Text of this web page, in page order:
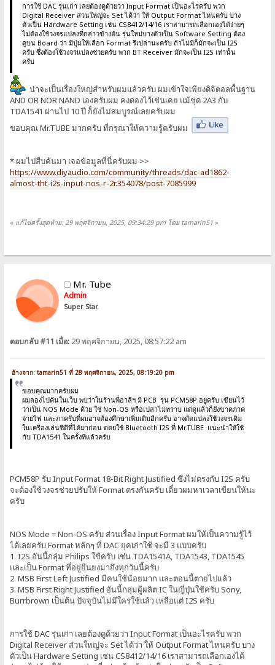
การใช้ DAC รุ่นเก่า เลยต้องดูด้วยว่า Input Format เป็นอะไรครับ พวก
Digital Receiver ส่วนใหญ่จะ Set ได้ว่า ให้ Output Format ไหนครับ บาง
ตัวเป็น Hardware Setting เช่น CS8412/14/16 เราสามารถเลือกเองได้ง่ายๆ
ไม่ต้องใช้วงจรแปลงที่กล่าวข้างต้น รุ่นใหม่บางตัวเป็น Software Setting ต้อง
ดูบน Board ว่า มีปุ่มให้เลือก Format รึเปล่านะครับ ถ้าไม่มีก็มักจะเป็น I2S
ครับ ซึ่งต้องใช้วงจรแปลงช่วยครับ พวก BT Receiver มักจะเป็น I2S เท่านั้น
ครับ
น่าจะเป็นเรื่องใหญ่สำหรับผมแล้วครับ ผมเข้าใจเพียงดิจิตอลพื้นฐาน
AND OR NOR NAND เองครับผม คงดองไว้เช่นเคย แม้ชุด 2A3 กับ
TDA1541 ผ่านไป 10 ปี ก็ยังไม่สมบูรณ์เลยครับผม
ขอบคุณ Mr.TUBE มากครับ ที่กรุณาให้ความรู้ครับผม
* ผมไปสืบค้นมา เจอข้อมูลที่นี่ครับผม >>
https://www.diyaudio.com/community/threads/dac-ad1862-
almost-tht-i2s-input-nos-r-2r.354078/post-7085999
« แก้ไขครั้งสุดท้าย: 29 พฤศจิกายน, 2025, 09:34:29 pm โดย tamarin51 »
Mr. Tube
Admin
Super Star.
ตอบกลับ #11 เมื่อ: 29 พฤศจิกายน, 2025, 08:57:22 am
อ้างจาก: tamarin51 ที่ 28 พฤศจิกายน, 2025, 08:19:20 pm
ขอบคุณมากครับผม
ผมลองไปค้นในเว็บ พบว่าในร้านพี่อาลีฯ มี PCB รุ่น PCM58P อยู่ครับ เขียนไว้
ว่าเป็น NOS Mode ด้วย ใช่ Non-OS หรือเปล่าไม่ทราบ แต่ดูแล้วก็ยังขาดภาค
จ่ายไฟ และภาครับที่ผมอาจต้องศึกษาเพิ่มเติมอีกครับ อาจดัดแปลงใช้วงจรเดิม
ในเครื่องเล่นซีดีที่ได้มาก่อน ดดยใช้ Bluetooth I2S ที่ Mr.TUBE แนะนำให้ใช้
กับ TDA1541 ในครั้งที่แล้วครับ
PCM58P รับ Input Format 18-Bit Right Justified ซึ่งไม่ตรงกับ I2S ครับ
จะต้องใช้วงจรช่วยปรับให้ Format ตรงกันครับ เดี๋ยวผมหาเวลาเขียนให้นะ
ครับ
NOS Mode = Non-OS ครับ ส่วนเรื่อง Input Format ผมให้เป็นความรู้ไว้
ได้เลยครับ Format หลักๆ ที่ DAC ยุคเก่าใช้ จะมี 3 แบบครับ
1. I2S อันนี้กลุ่ม Philips ใช้ครับ เช่น TDA1541A, TDA1543, TDA1545
และเป็น Format ที่อยู่ยืนยงมาถึงทุกวันนี้ครับ
2. MSB First Left Justified มีคนใช้น้อยมาก และตอนนี้ตายไปแล้ว
3. MSB First Right Justified อันนี้กลุ่มผู้ผลิต IC ในญี่ปุ่นใช้ครับ Sony,
Burrbrown เป็นต้น ปัจจุบันไม่มีใครใช้แล้ว เหลือแต่ I2S ครับ
การใช้ DAC รุ่นเก่า เลยต้องดูด้วยว่า Input Format เป็นอะไรครับ พวก
Digital Receiver ส่วนใหญ่จะ Set ได้ว่า ให้ Output Format ไหนครับ บาง
ตัวเป็น Hardware Setting เช่น CS8412/14/16 เราสามารถเลือกเองได้